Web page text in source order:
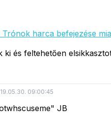
harca befejezése
ki és feltehetően
09:00:45
JB